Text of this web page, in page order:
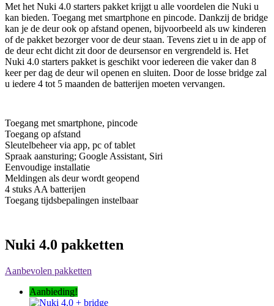
Met het Nuki 4.0 starters pakket krijgt u alle voordelen die Nuki u
kan bieden. Toegang met smartphone en pincode. Dankzij de bridge
kan je de deur ook op afstand openen, bijvoorbeeld als uw kinderen
of de pakket bezorger voor de deur staan. Tevens ziet u in de app of
de deur echt dicht zit door de deursensor en vergrendeld is. Het
Nuki 4.0 starters pakket is geschikt voor iedereen die vaker dan 8
keer per dag de deur wil openen en sluiten. Door de losse bridge zal
u iedere 4 tot 5 maanden de batterijen moeten vervangen.
Toegang met smartphone, pincode
Toegang op afstand
Sleutelbeheer via app, pc of tablet
Spraak aansturing; Google Assistant, Siri
Eenvoudige installatie
Meldingen als deur wordt geopend
4 stuks AA batterijen
Toegang tijdsbepalingen instelbaar
Nuki 4.0 pakketten
Aanbevolen pakketten
Aanbieding!